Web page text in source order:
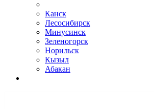
Канск
Лесосибирск
Минусинск
Зеленогорск
Норильск
Кызыл
Абакан